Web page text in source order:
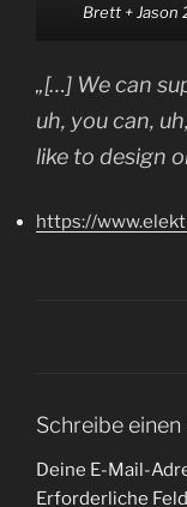
Brett + Jason
„[…] We can
uh, you can,
like to design
https://
Schreibe
Deine E-Mail-
Erforderliche